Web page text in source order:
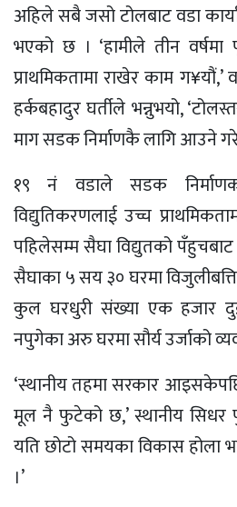
अहिले सबै जसो टोलबाट वडा
भएको छ । ‘हामीले तीन वर्षमा
प्राथमिकतामा राखेर काम
हर्कबहादुर घर्तीले भन्नुभयो,
माग सडक निर्माणकै लागि आउने
१९ नं वडाले सडक
विद्युतिकरणलाई उच्च
पहिलेसम्म सैघा विद्युतको पँहुचबाट
सैघाका ५ सय ३० घरमा
कुल घरधुरी संख्या एक हजार
नपुगेका अरु घरमा सौर्य उर्जाको
‘स्थानीय तहमा सरकार
मूल नै फुटेको छ,’ स्थानीय सिधर
यति छोटो समयका विकास होला
।’